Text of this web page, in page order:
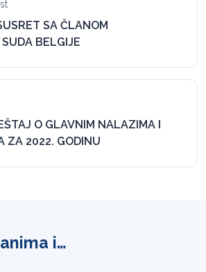
SA ČLANOM
BELGIJE
O GLAVNIM NALAZIMA I
ZA 2022. GODINU
i…